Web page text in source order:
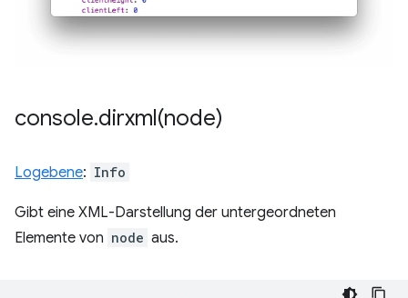
console.dirxml(node)
Logebene: Info
Gibt eine XML-Darstellung der untergeordneten
Elemente von node aus.